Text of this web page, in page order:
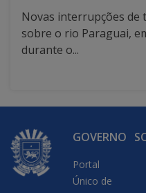
Novas interrupções
sobre o rio Paraguai,
durante o...
GOVERNO
Portal
Único de